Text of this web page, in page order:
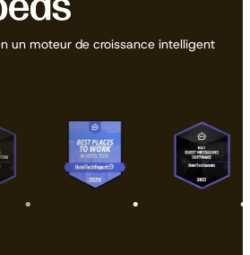
un moteur de croissance intelligent